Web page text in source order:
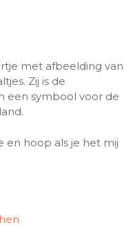
met afbeelding van
Zij is de
een symbool voor de
en hoop als je het mij